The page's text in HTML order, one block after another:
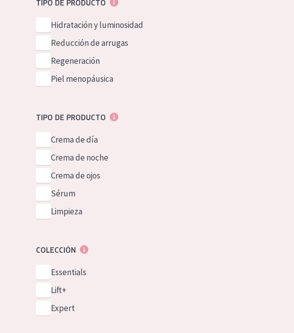
Spanish
Greek
TIPO DE PRODUCTO
Hidratación y luminosidad
Reducción de arrugas
Regeneración
Piel menopáusica
TIPO DE PRODUCTO
Crema de día
Crema de noche
Crema de ojos
Sérum
Limpieza
COLECCIÓN
Essentials
Lift+
Expert